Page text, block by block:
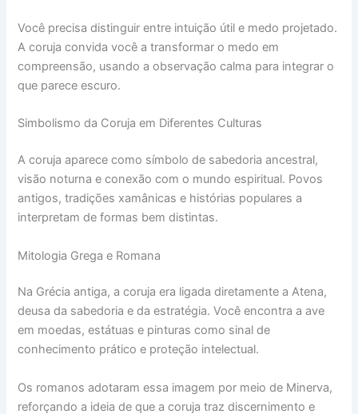
Você precisa distinguir entre intuição útil e medo projetado.
A coruja convida você a transformar o medo em
compreensão, usando a observação calma para integrar o
que parece escuro.
Simbolismo da Coruja em Diferentes Culturas
A coruja aparece como símbolo de sabedoria ancestral,
visão noturna e conexão com o mundo espiritual. Povos
antigos, tradições xamânicas e histórias populares a
interpretam de formas bem distintas.
Mitologia Grega e Romana
Na Grécia antiga, a coruja era ligada diretamente a Atena,
deusa da sabedoria e da estratégia. Você encontra a ave
em moedas, estátuas e pinturas como sinal de
conhecimento prático e proteção intelectual.
Os romanos adotaram essa imagem por meio de Minerva,
reforçando a ideia de que a coruja traz discernimento e